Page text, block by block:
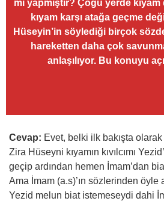
mı yapmıştır? Çoğu yerde
kıyam karşı atağa geçme
Hüseyin’in söylediği birçok
hareketten daha çok
anlaşılıyor. Bu konuyu
Cevap: Evet, belki ilk bakışta
Zira Hüseyni kıyamın kıvılcımı
geçip ardından hemen İmam’dan
Ama İmam (a.s)’ın sözlerinden öyle
Yezid melun biat istemeseydi dahi